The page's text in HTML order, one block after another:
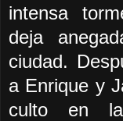
intensa
deja
ciudad.
a Enrique y
culto en